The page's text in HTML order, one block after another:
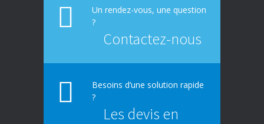
entreprises
Un rendez-vous, une question
?
Contactez-nous
Besoins d’une solution rapide
?
Les devis en